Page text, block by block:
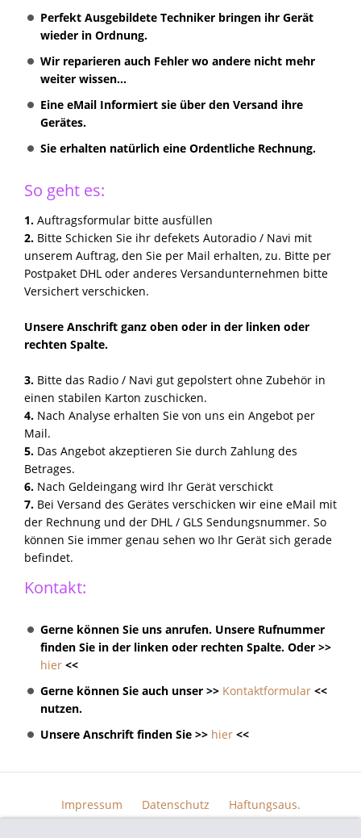
Perfekt Ausgebildete Techniker bringen ihr Gerät
wieder in Ordnung.
Wir reparieren auch Fehler wo andere nicht mehr
weiter wissen...
Eine eMail Informiert sie über den Versand ihre
Gerätes.
Sie erhalten natürlich eine Ordentliche Rechnung.
So geht es:
1. Auftragsformular bitte ausfüllen
2. Bitte Schicken Sie ihr defekets Autoradio / Navi mit
unserem Auftrag, den Sie per Mail erhalten, zu. Bitte per
Postpaket DHL oder anderes Versandunternehmen bitte
Versichert verschicken.
Unsere Anschrift ganz oben oder in der linken oder
rechten Spalte.
3. Bitte das Radio / Navi gut gepolstert ohne Zubehör in
einen stabilen Karton zuschicken.
4. Nach Analyse erhalten Sie von uns ein Angebot per
Mail.
5. Das Angebot akzeptieren Sie durch Zahlung des
Betrages.
6. Nach Geldeingang wird Ihr Gerät verschickt
7. Bei Versand des Gerätes verschicken wir eine eMail mit
der Rechnung und der DHL / GLS Sendungsnummer. So
können Sie immer genau sehen wo Ihr Gerät sich gerade
befindet.
Kontakt:
Gerne können Sie uns anrufen. Unsere Rufnummer
finden Sie in der linken oder rechten Spalte. Oder >>
hier <<
Gerne können Sie auch unser >> Kontaktformular <<
nutzen.
Unsere Anschrift finden Sie >> hier <<
Impressum Datenschutz
Haftungsaus.